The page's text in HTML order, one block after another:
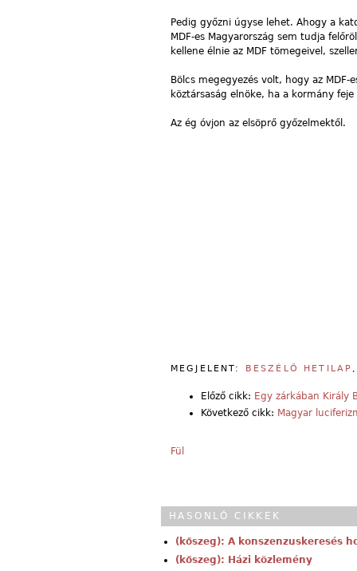
Pedig győzni úgyse lehet. Ahogy a
MDF-es Magyarország sem tudja
kellene élnie az MDF tömegeivel,
Bölcs megegyezés volt, hogy az
köztársaság elnöke, ha a kormány
Az ég óvjon az elsöprő győzelmektől.
MEGJELENT: BESZÉLŐ HETILAP
Előző cikk: Egy zárkában Király
Következő cikk: Magyar
Fül
HASONLÓ CIKKEK
(kőszeg): A konszenzuskeresés
(kőszeg): Házi közlemény